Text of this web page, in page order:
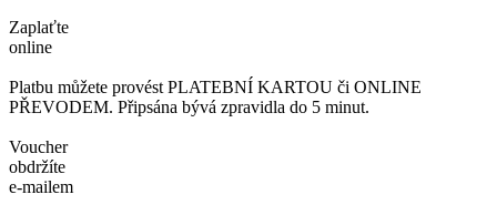
Zaplaťte
online
Platbu můžete provést PLATEBNÍ KARTOU či ONLINE
PŘEVODEM. Připsána bývá zpravidla do 5 minut.
Voucher
obdržíte
e-mailem